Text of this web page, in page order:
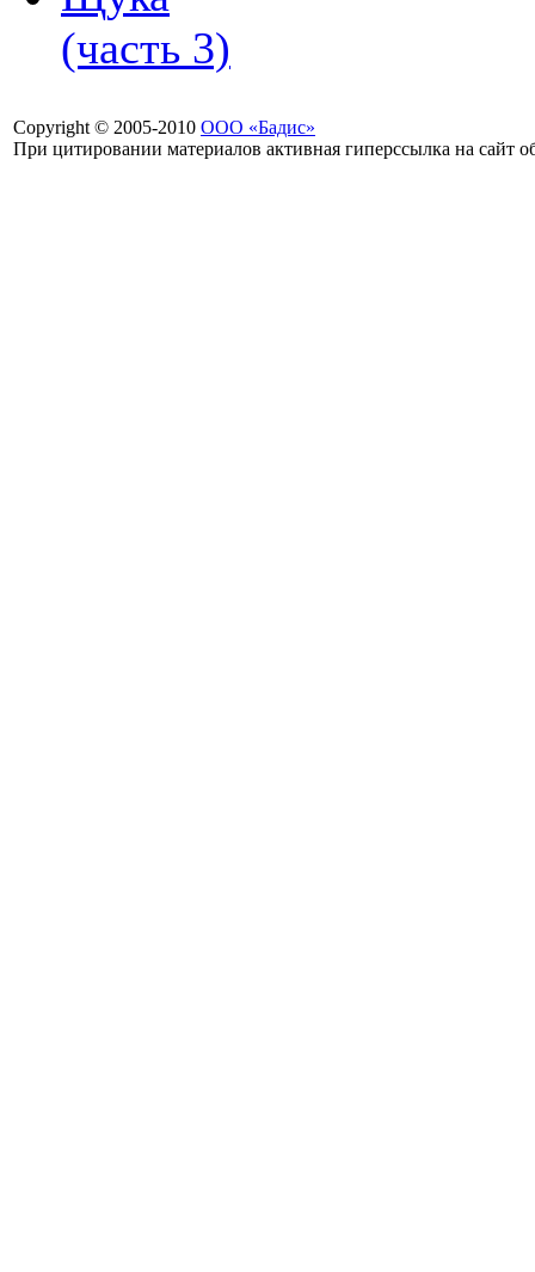
(часть 3)
Copyright © 2005-2010 ООО «Бадис»
При цитировании материалов активная гиперссылка на сайт